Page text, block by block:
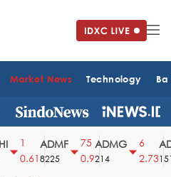
Market News Technology
0.61
ADMF
8225
75
0.9
ADMG
214
2.731510